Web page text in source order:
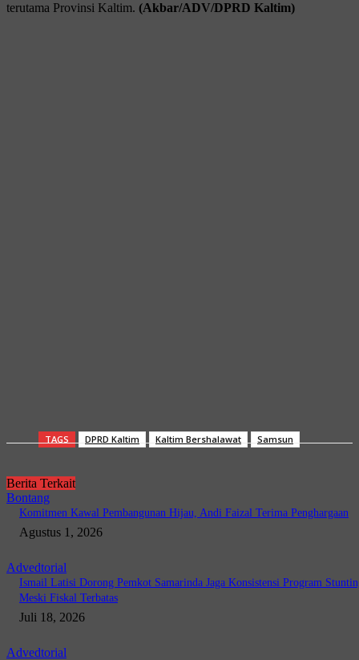
terutama Provinsi Kaltim. (Akbar/ADV/DPRD Kaltim)
TAGS DPRD Kaltim Kaltim Bershalawat Samsun
Berita Terkait
Bontang
Komitmen Kawal Pembangunan Hijau, Andi Faizal Terima Penghargaan
Agustus 1, 2026
Advedtorial
Ismail Latisi Dorong Pemkot Samarinda Jaga Konsistensi Program
Meski Fiskal Terbatas
Juli 18, 2026
Advedtorial